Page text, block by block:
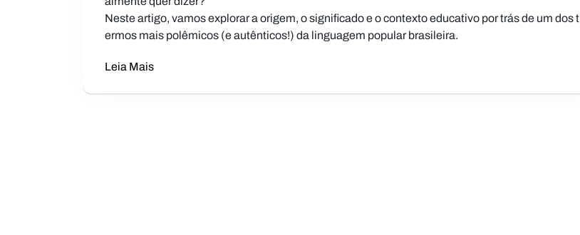
Neste artigo, vamos explorar a origem, o significado e o contexto educativo por trás de um dos t
ermos mais polêmicos (e autênticos!) da linguagem popular brasileira.
Leia Mais